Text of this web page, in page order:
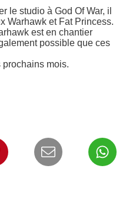
le studio à God Of War, il
Warhawk et Fat Princess.
est en chantier
possible que ces
mois.